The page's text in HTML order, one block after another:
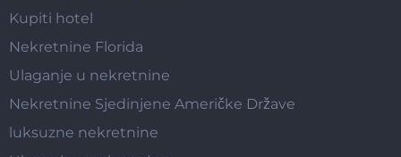
Kupiti hotel
Nekretnine Florida
Ulaganje u nekretnine
Nekretnine Sjedinjene Američke Države
luksuzne nekretnine